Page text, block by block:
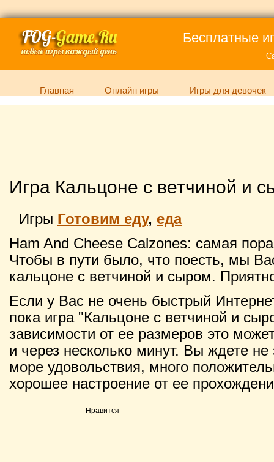
Бесплатные
Главная Онлайн игры Игры для девочек
Игра Кальцоне с ветчиной и
Игры Готовим еду, еда
Ham And Cheese Calzones: самая
Чтобы в пути было, что поесть, мы
кальцоне с ветчиной и сыром.
Если у Вас не очень быстрый
пока игра "Кальцоне с ветчиной и
зависимости от ее размеров это
и через несколько минут. Вы ждете не
море удовольствия, много
хорошее настроение от ее
Нравится